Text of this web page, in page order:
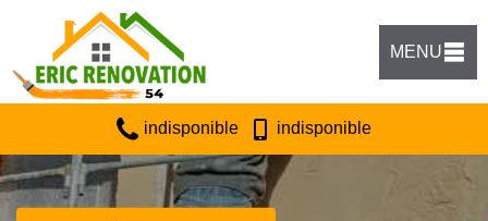
MENU
indisponible indisponible